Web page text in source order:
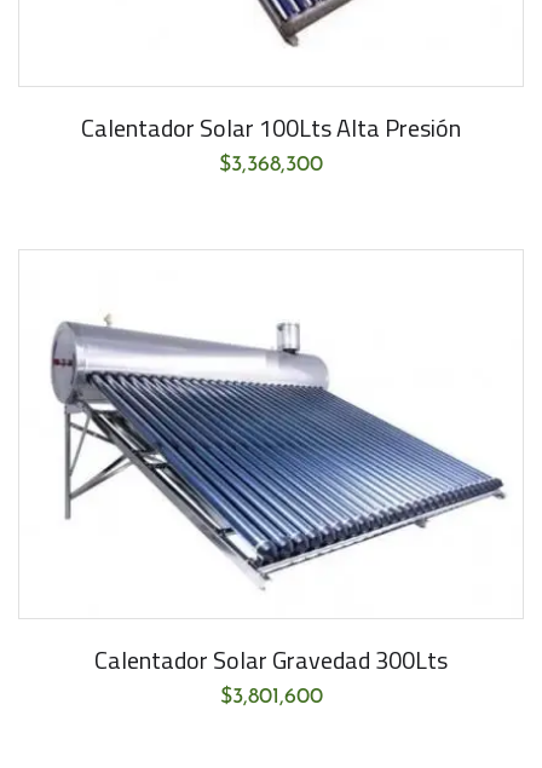
Calentador Solar 100Lts Alta Presión
$3,368,300
Calentador Solar Gravedad 300Lts
$3,801,600